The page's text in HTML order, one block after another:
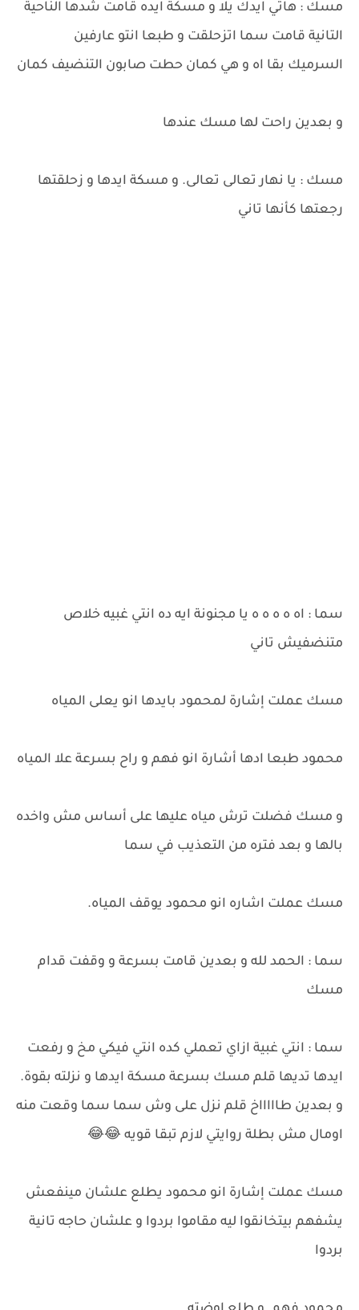
مسك : هاتي ايدك يلا و مسكة ايده قامت شدها الناحية
التانية قامت سما اتزحلقت و طبعا انتو عارفين
السرميك بقا اه و هي كمان حطت صابون التنضيف كمان
و بعدين راحت لها مسك عندها
مسك : يا نهار تعالى تعالى. و مسكة ايدها و زحلقتها
رجعتها كأنها تاني
سما : اه ه ه ه ه يا مجنونة ايه ده انتي غبيه خلاص
متنضفيش تاني
مسك عملت إشارة لمحمود بايدها انو يعلى المياه
محمود طبعا ادها أشارة انو فهم و راح بسرعة علا المياه
و مسك فضلت ترش مياه عليها على أساس مش واخده
بالها و بعد فتره من التعذيب في سما
مسك عملت اشاره انو محمود يوقف المياه.
سما : الحمد لله و بعدين قامت بسرعة و وقفت قدام
مسك
سما : انتي غبية ازاي تعملي كده انتي فيكي مخ و رفعت
ايدها تديها قلم مسك بسرعة مسكة ايدها و نزلته بقوة.
و بعدين طاااااخ قلم نزل على وش سما سما وقعت منه
اومال مش بطلة روايتي لازم تبقا قويه 😂😂
مسك عملت إشارة انو محمود يطلع علشان مينفعش
يشفهم بيتخانقوا ليه مقاموا بردوا و علشان حاجه تانية
بردوا